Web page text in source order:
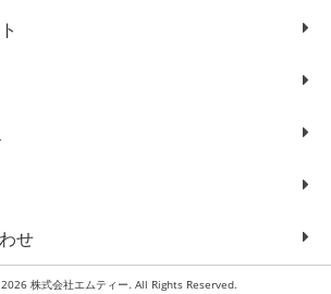
せ
株式会社エムティー. All Rights Reserved.